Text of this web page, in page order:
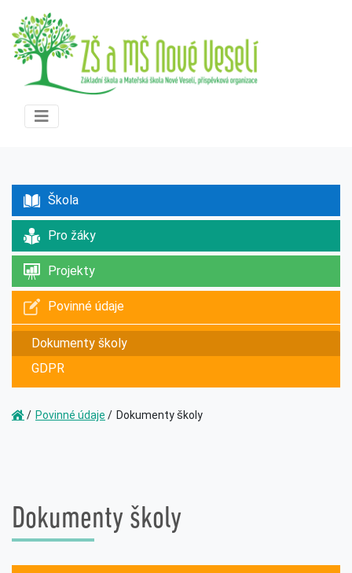
Škola
Pro žáky
Projekty
Povinné údaje
Dokumenty školy
GDPR
Povinné údaje Dokumenty školy
Dokumenty školy